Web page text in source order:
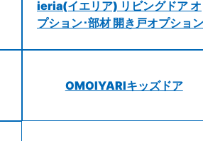
ieria(イエリア) リビングドア オ
プション･部材 開き戸オプション
OMOIYARIキッズドア